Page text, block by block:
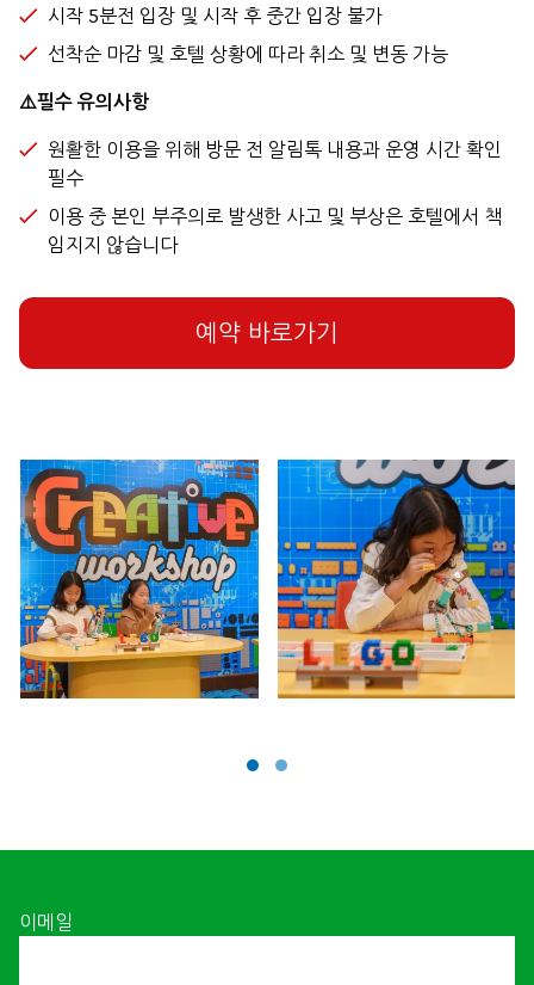
시작 5분전 입장 및 시작 후 중간 입장 불가
선착순 마감 및 호텔 상황에 따라 취소 및 변동 가능
⚠️필수 유의사항
원활한 이용을 위해 방문 전 알림톡 내용과 운영 시간 확인
필수
이용 중 본인 부주의로 발생한 사고 및 부상은 호텔에서 책
임지지 않습니다
예약 바로가기
이메일